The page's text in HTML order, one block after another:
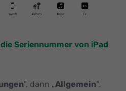
Seriennummer von iPad
", dann „Allgemein“,